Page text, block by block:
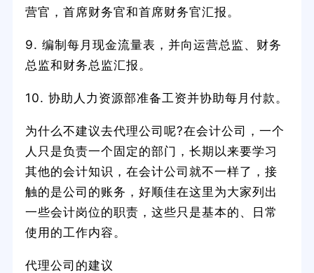
营官，首席财务官和首席财务官汇报。
9. 编制每月现金流量表，并向运营总监、财务
总监和财务总监汇报。
10. 协助人力资源部准备工资并协助每月付款。
为什么不建议去代理公司呢?在会计公司，一个
人只是负责一个固定的部门，长期以来要学习
其他的会计知识，在会计公司就不一样了，接
触的是公司的账务，好顺佳在这里为大家列出
一些会计岗位的职责，这些只是基本的、日常
使用的工作内容。
代理公司的建议